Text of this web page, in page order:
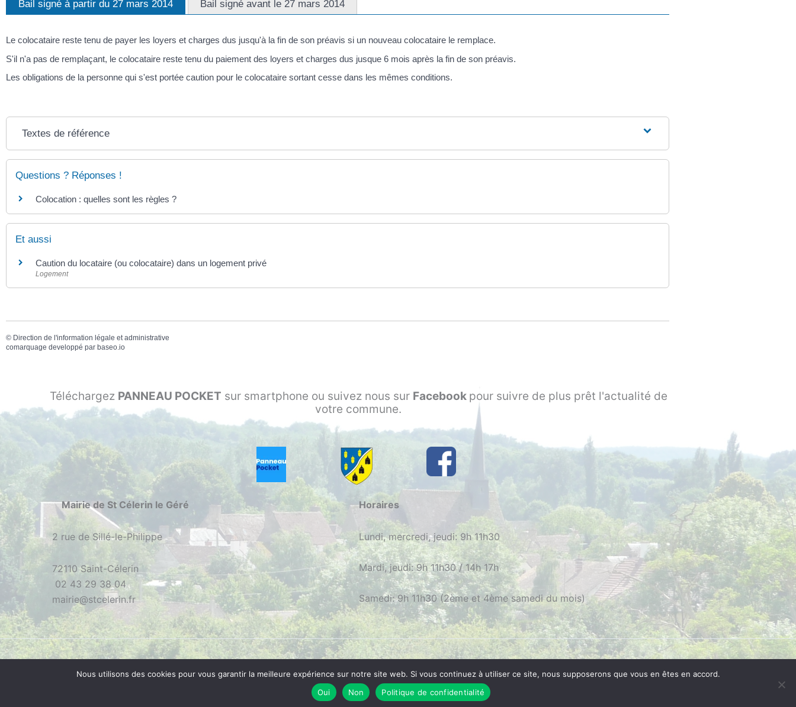
Bail signé à partir du 27 mars 2014 Bail signé avant le 27 mars 2014
Le colocataire reste tenu de payer les loyers et charges dus jusqu'à la fin de son préavis si un nouveau colocataire le remplace.
S'il n'a pas de remplaçant, le colocataire reste tenu du paiement des loyers et charges dus jusque 6 mois après la fin de son préavis.
Les obligations de la personne qui s'est portée caution pour le colocataire sortant cesse dans les mêmes conditions.
Textes de référence
Questions ? Réponses !
Colocation : quelles sont les règles ?
Et aussi
Caution du locataire (ou colocataire) dans un logement privé
Logement
© Direction de l'information légale et administrative
comarquage developpé par baseo.io
Téléchargez PANNEAU POCKET sur smartphone ou suivez nous sur Facebook pour suivre de plus prêt l'actualité de
votre commune.
Mairie de St Célerin le Géré
2 rue de Sillé-le-Philippe
72110 Saint-Célerin
02 43 29 38 04
mairie@stcelerin.fr
Horaires
Lundi, mercredi, jeudi: 9h 11h30
Mardi, jeudi: 9h 11h30 / 14h 17h
Samedi: 9h 11h30 (2ème et 4ème samedi du mois)
O|Mentions| Confidentialité| Réalisationconsultib.com
Nous utilisons des cookies pour vous garantir la meilleure expérience sur notre site web. Si vous continuez à utiliser ce site, nous supposerons que vous en êtes en accord.
Oui
Non Politique de confidentialité